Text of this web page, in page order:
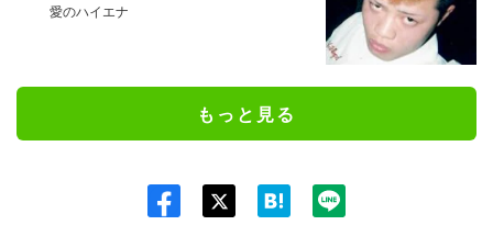
愛のハイエナ
もっと見る